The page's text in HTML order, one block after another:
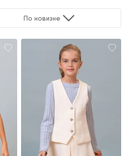
По новизне